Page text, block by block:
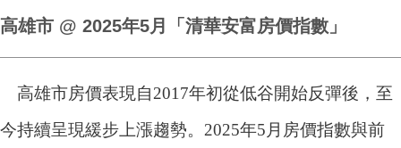
高雄市 @ 2025年5月「清華安富房價指數」
高雄市房價表現自2017年初從低谷開始反彈後，至
今持續呈現緩步上漲趨勢。2025年5月房價指數與前